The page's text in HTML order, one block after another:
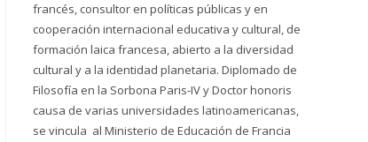
francés, consultor en políticas públicas y en
cooperación internacional educativa y cultural, de
formación laica francesa, abierto a la diversidad
cultural y a la identidad planetaria. Diplomado de
Filosofía en la Sorbona Paris-IV y Doctor honoris
causa de varias universidades latinoamericanas,
se vincula al Ministerio de Educación de Francia